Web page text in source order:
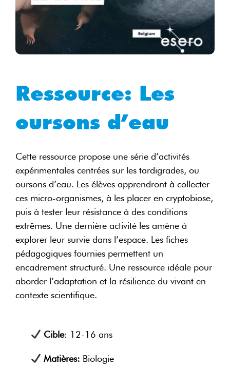
Ressource: Les
oursons d’eau
Cette ressource propose une série d’activités
expérimentales centrées sur les tardigrades, ou
oursons d’eau. Les élèves apprendront à collecter
ces micro-organismes, à les placer en cryptobiose,
puis à tester leur résistance à des conditions
extrêmes. Une dernière activité les amène à
explorer leur survie dans l’espace. Les fiches
pédagogiques fournies permettent un
encadrement structuré. Une ressource idéale pour
aborder l’adaptation et la résilience du vivant en
contexte scientifique.
Cible: 12-16 ans
Matières: Biologie